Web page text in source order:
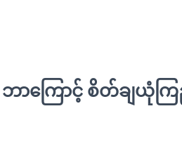
ဘာကြောင့် စိတ်ချယုံက